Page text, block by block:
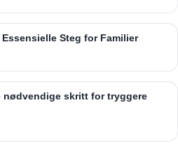
Steg for Familier
nødvendige skritt for tryggere